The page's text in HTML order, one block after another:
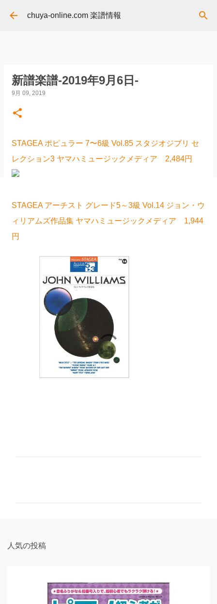
スキップしてメイン コンテンツに移動
chuya-online.com 楽譜情報
新譜楽譜-2019年9月6日-
9月 09, 2019
STAGEA ポピュラー 7〜6級 Vol.85 スタジオジブリ セ
レクション3 ヤマハミュージックメディア 2,484円
STAGEA アーチスト グレード5～3級 Vol.14 ジョン・ウ
ィリアムズ作品集 ヤマハミュージックメディア 1,944
円
人気の投稿